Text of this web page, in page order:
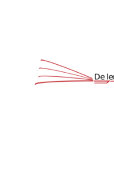
Suscríbete